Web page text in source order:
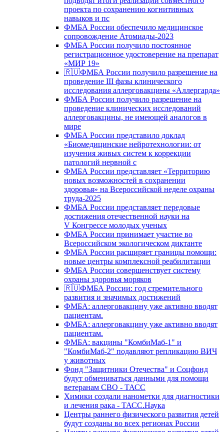
проекта по сохранению когнитивных
навыков и пс
ФМБА России обеспечило медицинское
сопровождение Атомиады-2023
ФМБА России получило постоянное
регистрационное удостоверение на препарат
«МИР 19»
🇷🇺ФМБА России получило разрешение на
проведение III фазы клинического
исследования аллерговакцины «Аллергарда»
ФМБА России получило разрешение на
проведение клинических исследований
аллерговакцины, не имеющей аналогов в
мире
ФМБА России представило доклад
«Биомедицинские нейротехнологии: от
изучения живых систем к коррекции
патологий нервной с
ФМБА России представляет «Территорию
новых возможностей в сохранении
здоровья» на Всероссийской неделе охраны
труда-2025
ФМБА России представляет передовые
достижения отечественной науки на
V Конгрессе молодых ученых
ФМБА России принимает участие во
Всероссийском экологическом диктанте
ФМБА России расширяет границы помощи:
новые центры комплексной реабилитации
ФМБА России совершенствует систему
охраны здоровья моряков
🇷🇺ФМБА России: год стремительного
развития и значимых достижений
ФМБА: аллерговакцину уже активно вводят
пациентам.
ФМБА: аллерговакцину уже активно вводят
пациентам.
ФМБА: вакцины "КомбиМаб-1" и
"КомбиМаб-2" подавляют репликацию ВИЧ
у животных
Фонд "Защитники Отечества" и Соцфонд
будут обмениваться данными для помощи
ветеранам СВО - ТАСС
Химики создали нанометки для диагностики
и лечения рака - ТАСС.Наука
Центры раннего физического развития детей
будут созданы во всех регионах России